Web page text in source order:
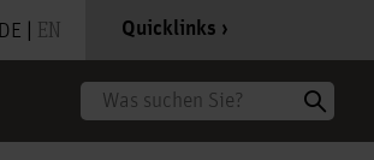
DE | EN Quicklinks
Suche